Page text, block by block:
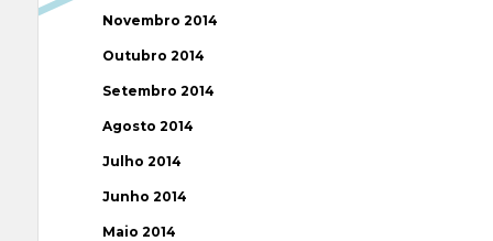
Novembro 2014
Outubro 2014
Setembro 2014
Agosto 2014
Julho 2014
Junho 2014
Maio 2014